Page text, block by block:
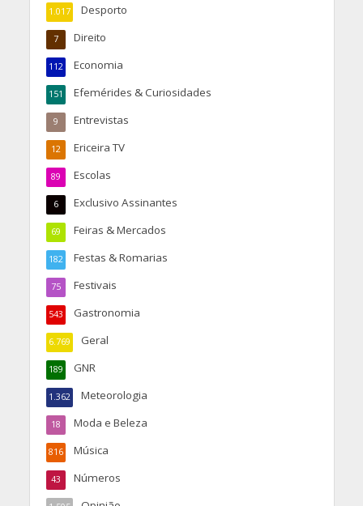
Desporto
1.017
Direito
7
Economia
112
Efemérides & Curiosidades
151
Entrevistas
9
Ericeira TV
12
Escolas
89
Exclusivo Assinantes
6
Feiras & Mercados
69
Festas & Romarias
182
Festivais
75
Gastronomia
543
Geral
6.769
GNR
189
Meteorologia
1.362
Moda e Beleza
18
Música
816
Números
43